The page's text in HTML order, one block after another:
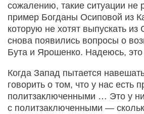
сожалению, такие ситуации не
пример Богданы Осиповой из
которую не хотят выпускать
снова появились вопросы о
Бута и Ярошенко. Надеюсь, это
Когда Запад пытается
говорить о том, что у нас есть
политзаключенными … Это у
с политзаключенными —